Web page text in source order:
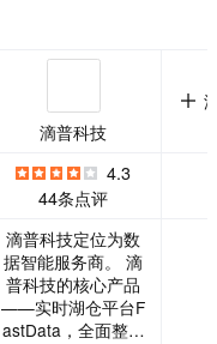
滴普科技
4.3
44条点评
滴普科技定位为数
据智能服务商。 滴
普科技的核心产品
——实时湖仓平台F
astData，全面整合